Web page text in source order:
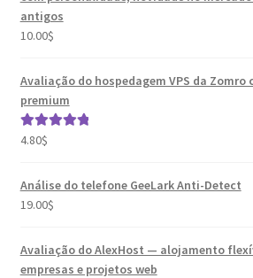
antigos
10.00$
Avaliação do hospedagem VPS da Zomro
premium
Avaliação
4.80$
Análise do telefone GeeLark Anti-Detect
19.00$
Avaliação do AlexHost — alojamento
empresas e projetos web